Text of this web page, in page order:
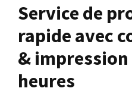
Service de
rapide avec
& impression
heures